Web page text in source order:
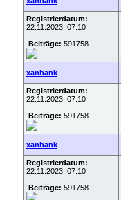
Registrierdatum:
22.11.2023, 07:10
Beiträge: 591758
xanbank
Registrierdatum:
22.11.2023, 07:10
Beiträge: 591758
xanbank
Registrierdatum:
22.11.2023, 07:10
Beiträge: 591758